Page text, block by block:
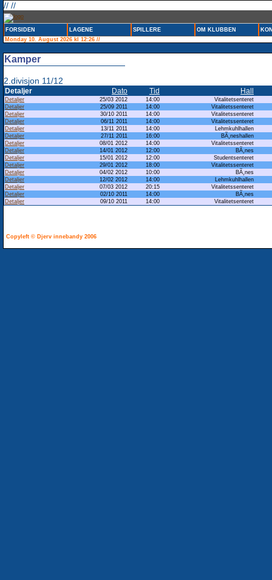
// //
FORSIDEN LAGENE SPILLERE OM KLUBBEN
Monday 10. August 2026 kl 12:26 //
Kamper
2.divisjon 11/12
Detaljer Dato Tid Hall
Detaljer 25/03 2012 14:00
Vitalitetsenteret
Detaljer
25/09 2011 14:00
Vitalitetssenteret
Detaljer
30/10 2011 14:00
Vitalitetssenteret
Detaljer
06/11 2011 14:00
Vitalitetssenteret
Detaljer
13/11 2011 14:00
Lehmkuhlhallen
Detaljer
27/11 2011 16:00
BÃ¸neshallen
Detaljer
08/01 2012 14:00
Vitalitetssenteret
Detaljer
14/01 2012 12:00
BÃ¸nes
Detaljer
15/01 2012 12:00
Studentsenteret
Detaljer
29/01 2012 18:00
Vitalitetssenteret
Detaljer
04/02 2012 10:00
BÃ¸nes
Detaljer
12/02 2012 14:00
Lehmkuhlhallen
Detaljer
07/03 2012 20:15
Vitalitetssenteret
Detaljer
02/10 2011 14:00
BÃ¸nes
Detaljer
09/10 2011 14:00 Vitalitetsenteret
Copyleft © Djerv innebandy 2006